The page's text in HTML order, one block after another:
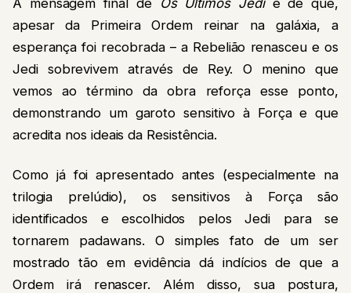
A mensagem final de Os Últimos Jedié de que,
apesar da Primeira Ordem reinar na galáxia, a
esperança foi recobrada – a Rebelião renasceu e os
Jedi sobrevivem através de Rey. O menino que
vemos ao término da obra reforça esse ponto,
demonstrando um garoto sensitivo à Força e que
acredita nos ideais da Resistência.
Como já foi apresentado antes (especialmente na
trilogia prelúdio), os sensitivos à Força são
identificados e escolhidos pelos Jedi para se
tornarem padawans. O simples fato de um ser
mostrado tão em evidência dá indícios de que a
Ordem irá renascer. Além disso, sua postura,